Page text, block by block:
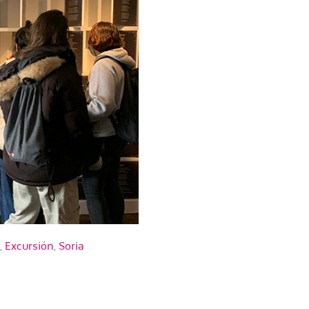
, Excursión, Soria